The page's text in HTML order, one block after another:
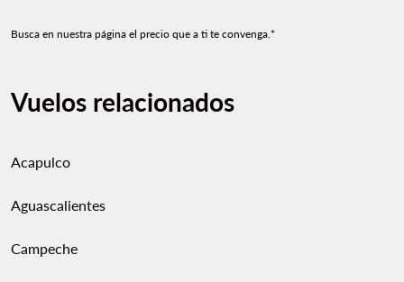
Busca en nuestra página el precio que a ti te convenga.*
Vuelos relacionados
Acapulco
Aguascalientes
Campeche